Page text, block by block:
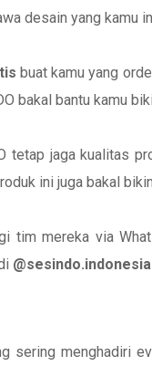
desain yang kamu
buat kamu yang
bakal bantu kamu
jaga kualitas
ini juga bakal
tim mereka via
@sesindo.indonesia
sering menghadiri